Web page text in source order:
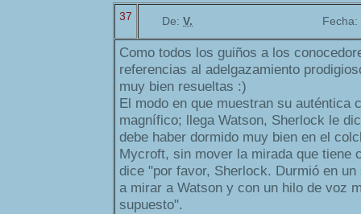
37 De: V. Fecha:
Como todos los guiños a los
referencias al adelgazamiento
muy bien resueltas :)
El modo en que muestran su auténtica
magnífico; llega Watson, Sherlock le
debe haber dormido muy bien en el
Mycroft, sin mover la mirada que tiene
dice "por favor, Sherlock. Durmió en
a mirar a Watson y con un hilo de voz
supuesto".